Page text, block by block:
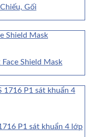
Gối
Shield Mask
P1 sát khuẩn 4 lớp